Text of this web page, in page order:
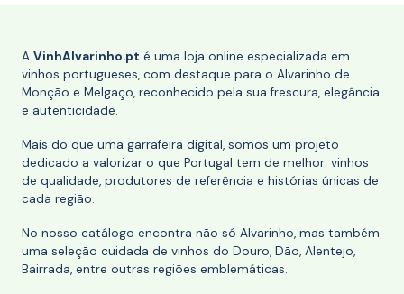
A VinhAlvarinho.pt é uma loja online especializada em
vinhos portugueses, com destaque para o Alvarinho de
Monção e Melgaço, reconhecido pela sua frescura, elegância
e autenticidade.
Mais do que uma garrafeira digital, somos um projeto
dedicado a valorizar o que Portugal tem de melhor: vinhos
de qualidade, produtores de referência e histórias únicas de
cada região.
No nosso catálogo encontra não só Alvarinho, mas também
uma seleção cuidada de vinhos do Douro, Dão, Alentejo,
Bairrada, entre outras regiões emblemáticas.